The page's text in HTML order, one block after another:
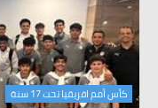
كأس أمم افريقيا تحت 17 سنة